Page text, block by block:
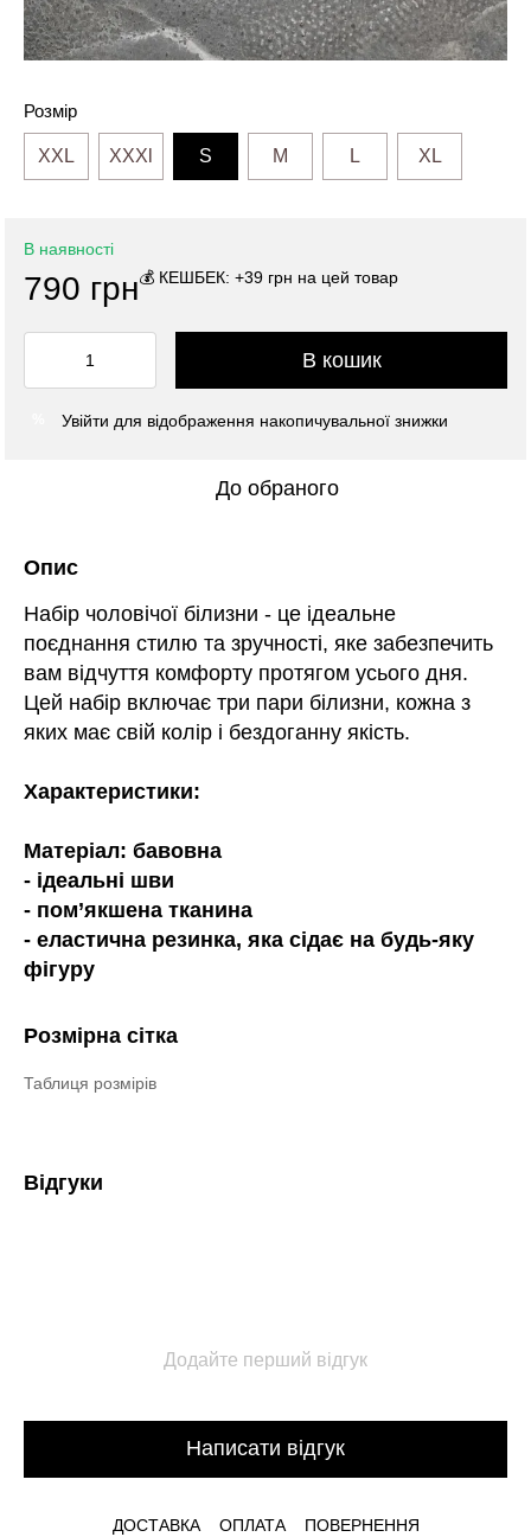
Розмір
XXL XXXl S M L XL
В наявності
790 грн💰 КЕШБЕК: +39 грн на цей товар
В кошик
Увійти для відображення накопичувальної знижки
До обраного
Опис
Набір чоловічої білизни - це ідеальне
поєднання стилю та зручності, яке забезпечить
вам відчуття комфорту протягом усього дня.
Цей набір включає три пари білизни, кожна з
яких має свій колір і бездоганну якість.
Характеристики:
Матеріал: бавовна
- ідеальні шви
- пом’якшена тканина
- еластична резинка, яка сідає на будь-яку
фігуру
Розмірна сітка
Таблиця розмірів
Відгуки
Додайте перший відгук
Написати відгук
ДОСТАВКА ОПЛАТА ПОВЕРНЕННЯ